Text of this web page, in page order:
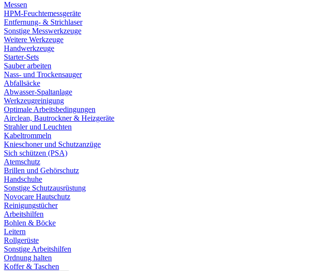
Messen
HPM-Feuchtemessgeräte
Entfernung- & Strichlaser
Sonstige Messwerkzeuge
Weitere Werkzeuge
Handwerkzeuge
Starter-Sets
Sauber arbeiten
Nass- und Trockensauger
Abfallsäcke
Abwasser-Spaltanlage
Werkzeugreinigung
Optimale Arbeitsbedingungen
Airclean, Bautrockner & Heizgeräte
Strahler und Leuchten
Kabeltrommeln
Knieschoner und Schutzanzüge
Sich schützen (PSA)
Atemschutz
Brillen und Gehörschutz
Handschuhe
Sonstige Schutzausrüstung
Novocare Hautschutz
Reinigungstücher
Arbeitshilfen
Bohlen & Böcke
Leitern
Rollgerüste
Sonstige Arbeitshilfen
Ordnung halten
Koffer & Taschen